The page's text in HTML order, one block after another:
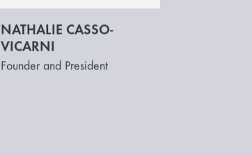
NATHALIE CASSO-
VICARNI
Founder and President